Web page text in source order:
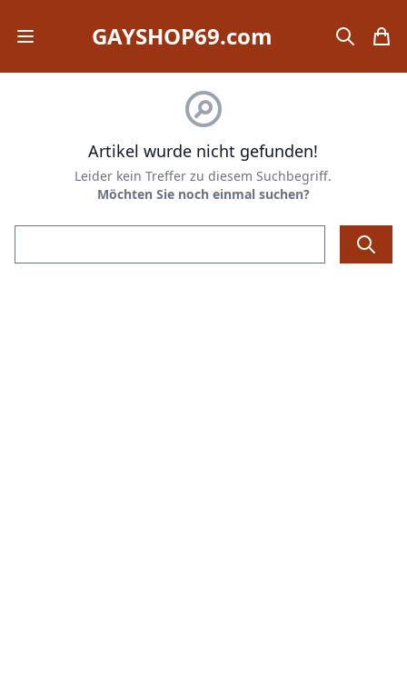
Open mobile menuGAYSHOP69.com search
Artikel wurde nicht gefunden!
Leider kein Treffer zu diesem Suchbegriff.
Möchten Sie noch einmal suchen?